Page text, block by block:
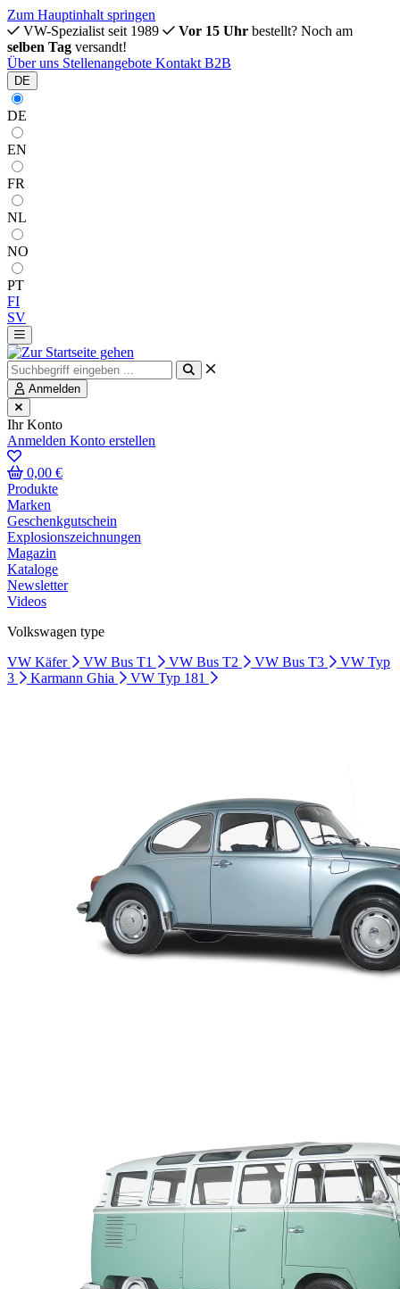
Zum Hauptinhalt springen
VW-Spezialist seit 1989
Vor 15 Uhr bestellt? Noch am
selben Tag versandt!
Über uns Stellenangebote Kontakt B2B
DE
DE
EN
FR
NL
NO
PT
FI
SV
Anmelden
Ihr Konto
Anmelden Konto erstellen
0,00 €
Produkte
Marken
Geschenkgutschein
Explosionszeichnungen
Magazin
Kataloge
Newsletter
Videos
Volkswagen type
VW Käfer
VW Bus T1 VW Bus T2 VW Bus T3
VW Typ
3
Karmann Ghia VW Typ 181